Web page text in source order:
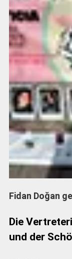
Fidan Doğan
Die
und der